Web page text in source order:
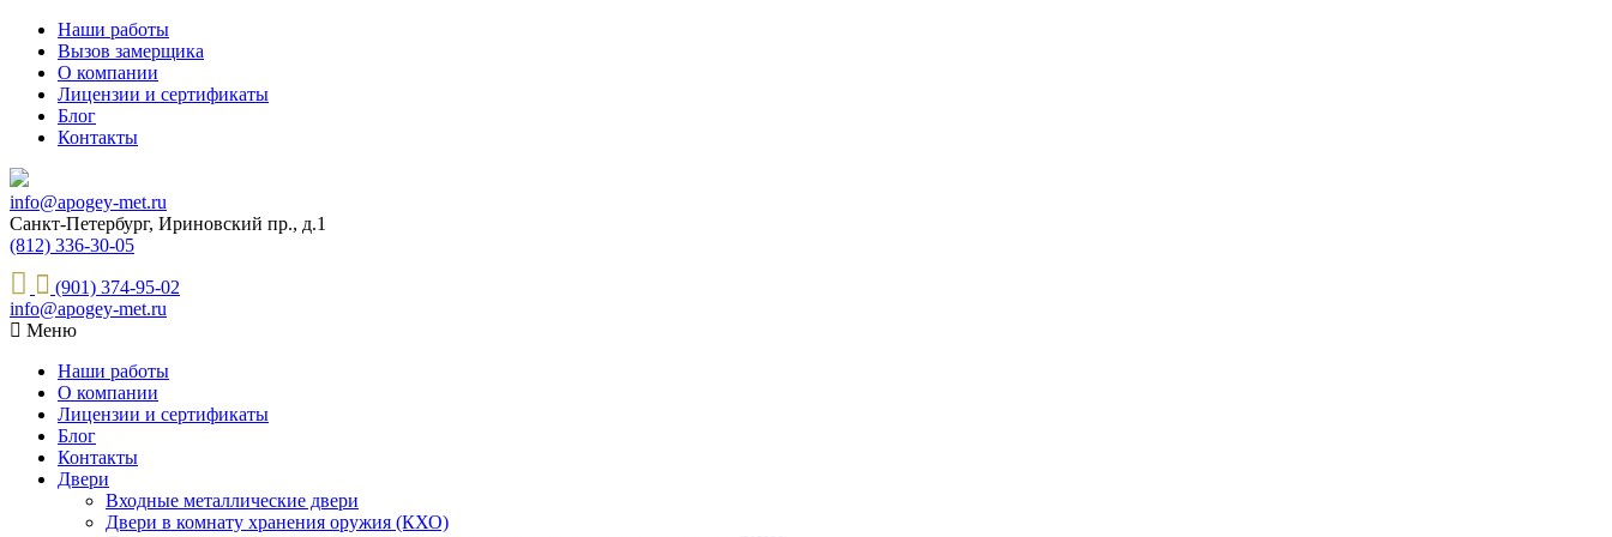
Наши работы
Вызов замерщика
О компании
Лицензии и сертификаты
Блог
Контакты
info@apogey-met.ru
Санкт-Петербург, Ириновский пр., д.1
(812) 336-30-05
(901) 374-95-02
info@apogey-met.ru
Меню
Наши работы
О компании
Лицензии и сертификаты
Блог
Контакты
Двери
Входные металлические двери
Двери в комнату хранения оружия (КХО)